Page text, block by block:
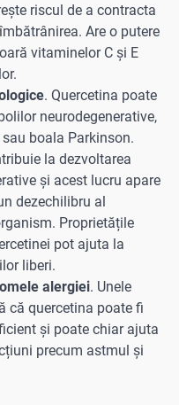
riscul de a contracta
Are o putere
vitaminelor C și E
. Quercetina poate
neurodegenerative,
boala Parkinson.
la dezvoltarea
și acest lucru apare
dezechilibru al
Proprietățile
pot ajuta la
liberi.
alergiei. Unele
că quercetina poate fi
și poate chiar ajuta
precum astmul și